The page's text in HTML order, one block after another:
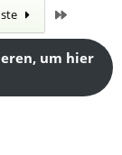
um hier